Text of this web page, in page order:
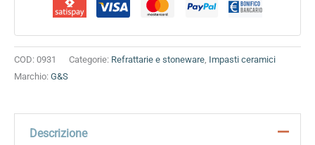
COD: 0931 Categorie: Refrattarie e stoneware, Impasti ceramici
Marchio: G&S
Descrizione